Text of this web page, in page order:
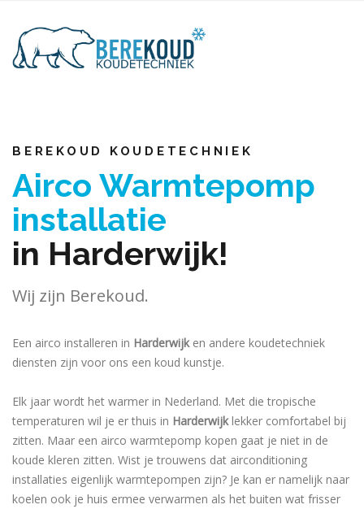
BEREKOUD KOUDETECHNIEK
Airco Warmtepomp
installatie
in Harderwijk!
Wij zijn Berekoud.
Een airco installeren in Harderwijken andere koudetechniek
diensten zijn voor ons een koud kunstje.
Elk jaar wordt het warmer in Nederland. Met die tropische
temperaturen wil je er thuis in Harderwijklekker comfortabel bij
zitten. Maar een airco warmtepomp kopen gaat je niet in de
koude kleren zitten. Wist je trouwens dat airconditioning
installaties eigenlijk warmtepompen zijn? Je kan er namelijk naar
koelen ook je huis ermee verwarmen als het buiten wat frisser